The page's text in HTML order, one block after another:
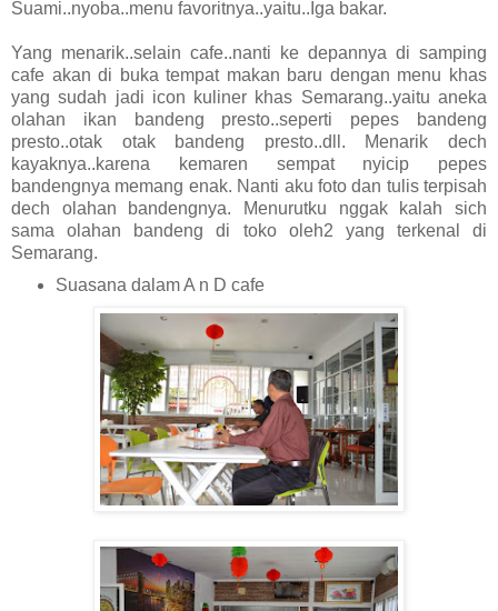
Suami..nyoba..menu favoritnya..yaitu..Iga bakar.
Yang menarik..selain cafe..nanti ke depannya di samping
cafe akan di buka tempat makan baru dengan menu khas
yang sudah jadi icon kuliner khas Semarang..yaitu aneka
olahan ikan bandeng presto..seperti pepes bandeng
presto..otak otak bandeng presto..dll. Menarik dech
kayaknya..karena kemaren sempat nyicip pepes
bandengnya memang enak. Nanti aku foto dan tulis terpisah
dech olahan bandengnya. Menurutku nggak kalah sich
sama olahan bandeng di toko oleh2 yang terkenal di
Semarang.
Suasana dalam A n D cafe